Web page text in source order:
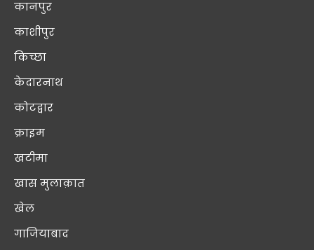
कानपुर
काशीपुर
किच्छा
केदारनाथ
कोटद्वार
क्राइम
खटीमा
खास मुलाक़ात
खेल
गाजियाबाद